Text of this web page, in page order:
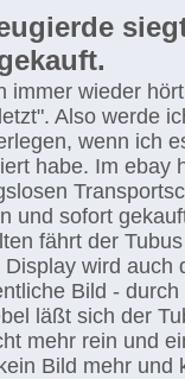
immer wieder
Also werde
wenn ich
habe. Im ebay
und sofort
fährt der
Display wird auch
Bild -
läßt sich der
mehr rein und
Bild mehr und